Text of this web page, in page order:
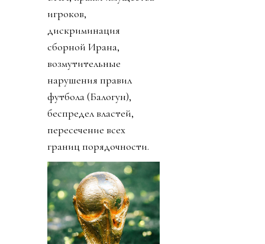
игроков,
дискриминация
сборной Ирана,
возмутительные
нарушения правил
футбола (Балогун),
беспредел властей,
пересечение всех
границ порядочности.